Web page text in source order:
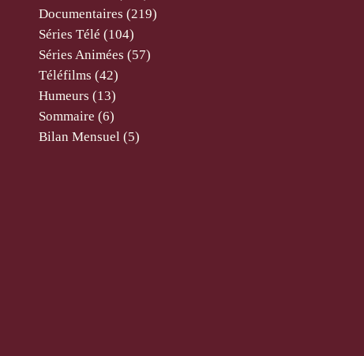
Documentaires (219)
Séries Télé (104)
Séries Animées (57)
Téléfilms (42)
Humeurs (13)
Sommaire (6)
Bilan Mensuel (5)